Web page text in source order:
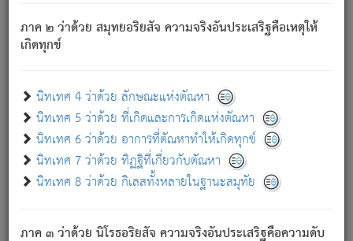
ภาค ๒ ว่าด้วย สมุทยอริยสัจ ความจริงอันประเสริฐคือเหตุให้
เกิดทุกข์
นิทเทศ 4 ว่าด้วย ลักษณะแห่งตัณหา
นิทเทศ 5 ว่าด้วย ที่เกิดและการเกิดแห่งตัณหา
นิทเทศ 6 ว่าด้วย อาการที่ตัณหาทำให้เกิดทุกข์
นิทเทศ 7 ว่าด้วย ทิฏฐิที่เกี่ยวกับตัณหา
นิทเทศ 8 ว่าด้วย กิเลสทั้งหลายในฐานะสมุทัย
ภาค ๓ ว่าด้วย นิโรธอริยสัจ ความจริงอันประเสริฐคือความดับ
อันเป็นไปในที่หรือเวลาทั้งปวง[3]เพื่อความมีแห่งประโยชน์โดย
ประการทั้งปวง; ภพทั้งหลายทั้งหมดนั้น ไม่เที่ยง เป็นทุกข์ มี
ความแปรปรวนเป็นธรรมดา.
อย่างนี้อยู่; เขาย่อมละภวตัณหาได้ และไม่เพลิดเพลินวิภวตัณหา
ด้วย.
ความดับเพราะความสำรอกไม่เหลือ (แห่งภพทั้งหลาย)
เพราะความสิ้นไปแห่งตัณหาโดยประการทั้งปวง นั้นคือ
นิพพาน.
ภพใหม่ย่อมไม่มีแก่ภิกษุนั้น ผู้ดับเย็นสนิทแล้ว เพราะไม่มี
ภิกษุนั้น เป็นผู้ครอบงำมารได้แล้ว ชนะสงครามแล้ว ก้าวล่วง